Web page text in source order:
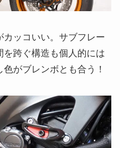
カッコいい。サブフレー
を跨ぐ構造も個人的には
がブレンボとも合う！